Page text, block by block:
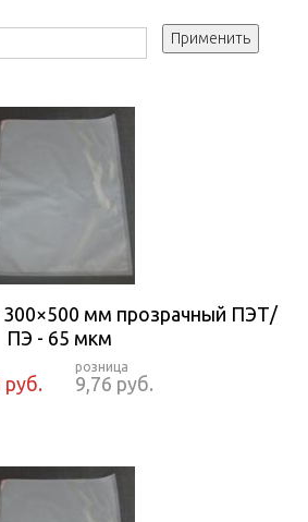
300×500 мм прозрачный ПЭТ/
ПЭ - 65 мкм
руб. 9,76 руб.